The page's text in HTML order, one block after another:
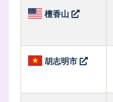
檀香山
胡志明市